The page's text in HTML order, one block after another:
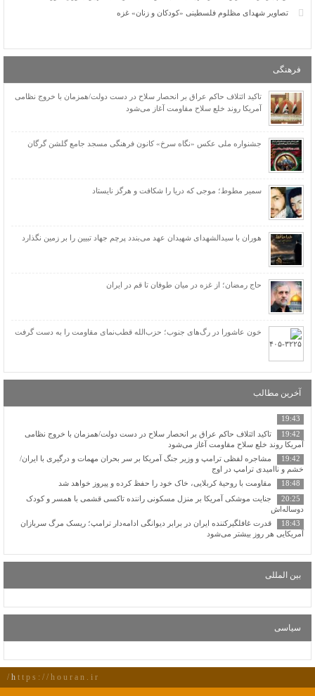
تصاویر شهدای مظلوم فلسطینی «کودکان و زنان» غزه
جزئیات بند ج ماده ۳۱ برنامه هفتم توسعه در مورد ایثارگران
تحقیر جولانی توسط وزیر جنگ اسرائیل
بیوگرافی ۷۲ تن از یاران شیدای امام حسین علیه‌السلام
رژیم اشغالگر “نمی‌تواند” صدای «عبود بطح» را در نوار غزه خاموش کند + عکس
«نعیم بن عجلان انصاری خزرجی» از شهدای نخستین حمله سپاه دشمن در کربلا
سه برادر که در فاصله چهل روز به شهادت رسیدند+ تصاویر
تصاویر شهدای مظلوم فلسطینی «کودکان و زنان» غزه
فرهنگی
تاکید ائتلاف حاکم عراق بر انحصار سلاح در دست دولت/همزمان با خروج نظامی
آمریکا روند خلع سلاح مقاومت آغاز می‌شود
جشنواره ملی عکس «نگاه سرخ» کانون فرهنگی مسجد جامع گلشن گرگان
سمیر مطوط؛ موجی که دریا را شکافت و هرگز نایستاد
هوران با سیدالشهدای شهیدان عهد می‌بندد پرچم جهاد تبیین را بر زمین نگذارد
حاج رمضان؛ از غزه در میان طوفان تا قم در ایران
خون عاشورا در رگ‌های جنوب؛ حزب‌الله قطب‌نمای مقاومت را به دست گرفت
آخرین مطالب
19:43
19:42
تاکید ائتلاف حاکم عراق بر انحصار سلاح در دست دولت/همزمان با خروج نظامی
آمریکا روند خلع سلاح مقاومت آغاز می‌شود
19:42
مشاجره لفظی ترامپ و وزیر جنگ آمریکا بر سر بحران مهمات و درگیری با ایران/
خشم و ناامیدی ترامپ در اوج
18:48
مقاومت با روحیهٔ کربلایی، خاک خود را حفظ کرده و پیروز خواهد شد
20:25
جنایت موشکی آمریکا بر منزل مسکونی راننده تاکسی قشمی با همسر و کودک
دوساله‌اش
18:43
قدرت غافلگیرکننده ایران در برابر دیوانگی ادامه‌دار ترامپ؛ ریسک مرگ سربازان
آمریکایی هر روز بیشتر می‌شود
بین المللی
سیاسی
https://houran.ir/